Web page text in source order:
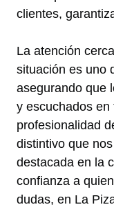
clientes,
La atención
situación es uno
asegurando que
y escuchados
profesionalidad
distintivo que
destacada en la
confianza a
dudas, en La